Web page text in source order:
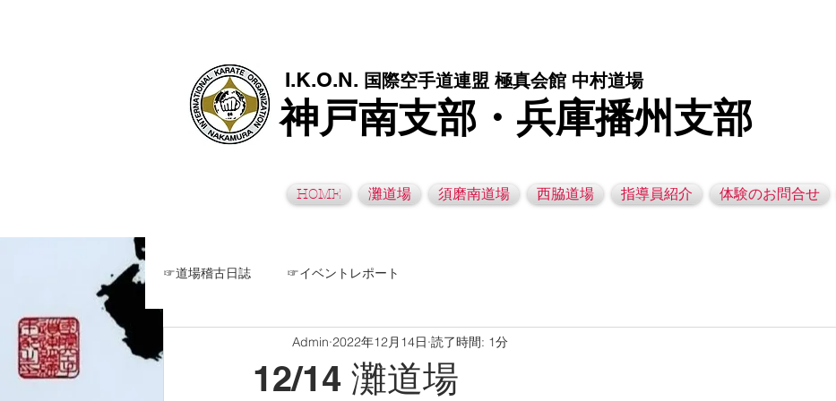
I.K.O.N. 国際空手道連盟 極真会館 中村道場
神戸南支部・兵庫播州支部
HOME 灘道場 須磨南道場 西脇道場 指導員紹介 体験のお問合せ
☞道場稽古日誌 ☞イベントレポート
12/14 灘道場
Admin 2022年12月14日 読了時間: 1分